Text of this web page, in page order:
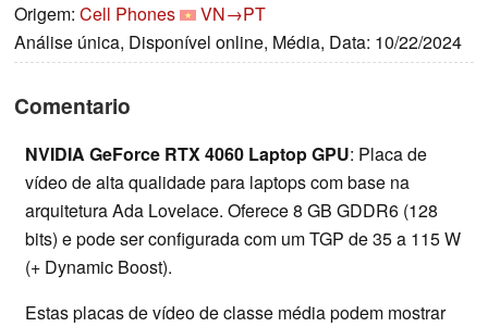
Origem: Cell Phones
VN→PT
Análise única, Disponível online, Média, Data: 10/22/2024
Comentario
NVIDIA GeForce RTX 4060 Laptop GPU: Placa de
vídeo de alta qualidade para laptops com base na
arquitetura Ada Lovelace. Oferece 8 GB GDDR6 (128
bits) e pode ser configurada com um TGP de 35 a 115 W
(+ Dynamic Boost).
Estas placas de vídeo de classe média podem mostrar